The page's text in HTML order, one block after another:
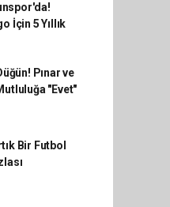
İçin 5 Yıllık
Pınar ve
"Evet"
Bir Futbol